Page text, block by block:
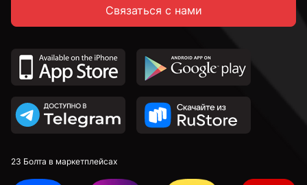
16 мм
18 мм
20 мм
Связаться с нами
23 Болта в маркетплейсах